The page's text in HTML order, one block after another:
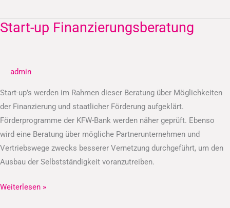
Start-up Finanzierungsberatung
admin
Start-up’s werden im Rahmen dieser Beratung über Möglichkeiten
der Finanzierung und staatlicher Förderung aufgeklärt.
Förderprogramme der KFW-Bank werden näher geprüft. Ebenso
wird eine Beratung über mögliche Partnerunternehmen und
Vertriebswege zwecks besserer Vernetzung durchgeführt, um den
Ausbau der Selbstständigkeit voranzutreiben.
Start-
Weiterlesen »